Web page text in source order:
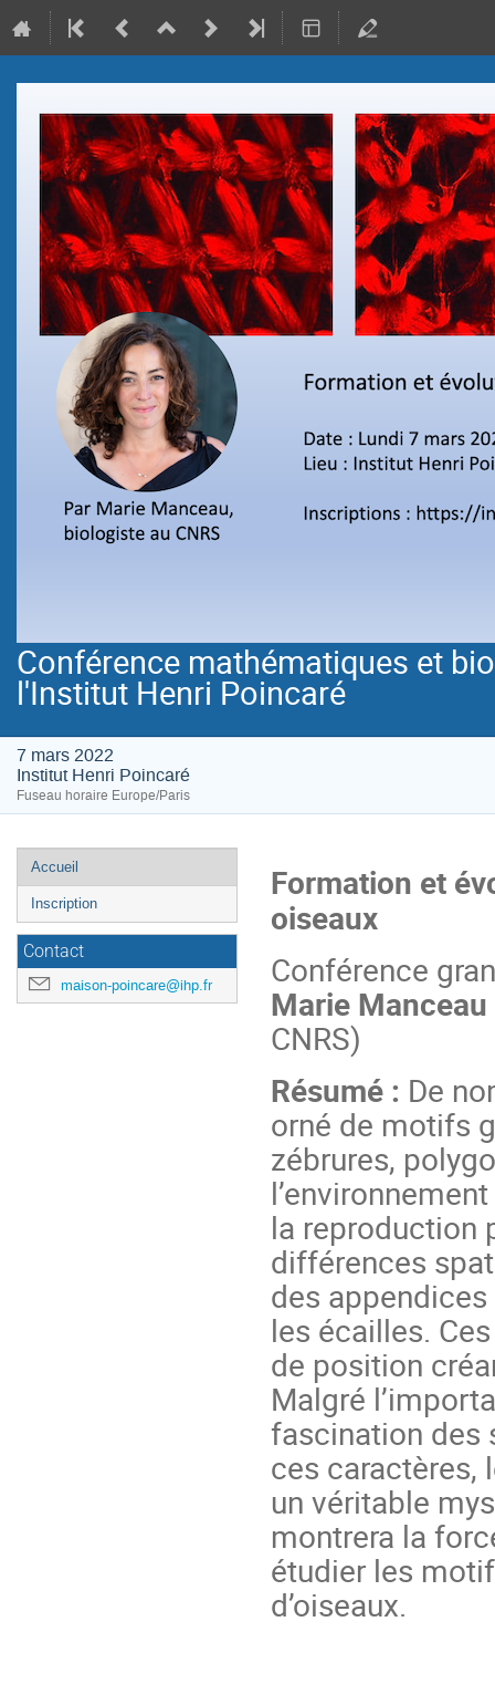
Conférence mathématiques et
l'Institut Henri Poincaré
7 mars 2022
Institut Henri Poincaré
Fuseau horaire Europe/Paris
Menu
de
l'événement
Accueil
Inscription
Contact
maison-poincare@ihp.fr
Formation et
oiseaux
Conférence
Marie Manceau
CNRS)
Résumé : De
orné de motifs
zébrures,
la reproduction
différences
des
les écailles.
de position
Malgré
fascination des
ces caractères,
un véritable
montrera la
étudier les
d’oiseaux.